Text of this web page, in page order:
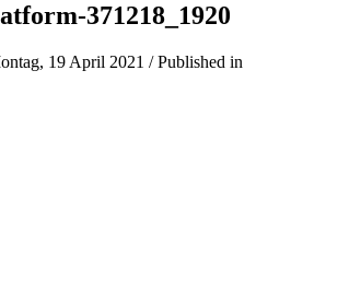
371218_1920
19 April 2021 /Published in